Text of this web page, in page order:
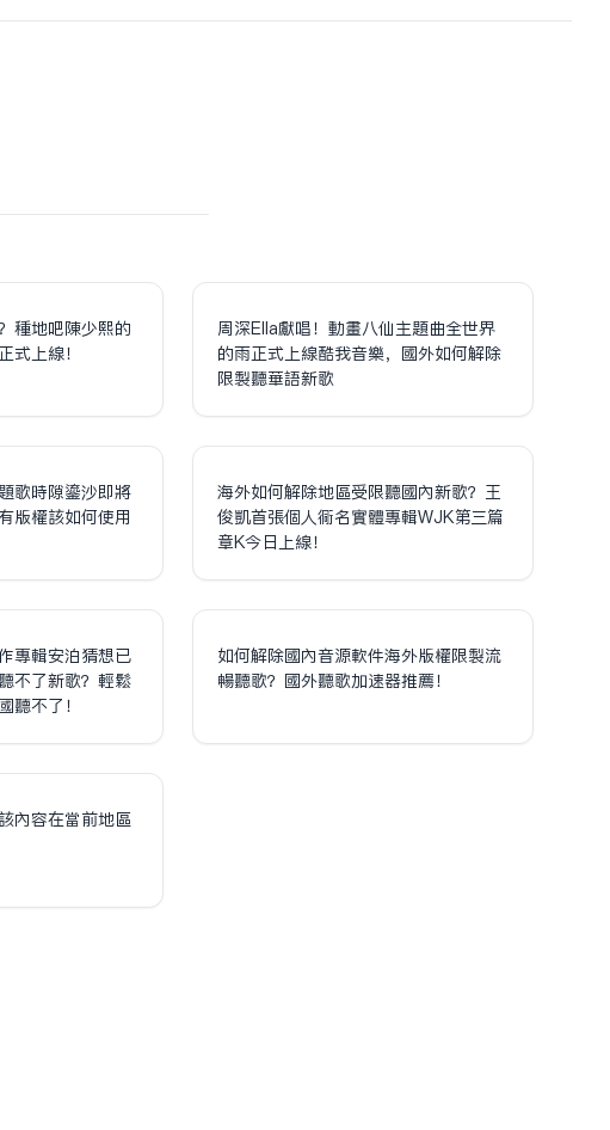
種地吧陳少熙的
式上線！
周深Ella獻唱！動畫八仙主題曲全世界
的雨正式上線酷我音樂，國外如何解除
限制聽華語新歌
歌時隙鎏沙即將
版權該如何使用
海外如何解除地區受限聽國內新歌？王
俊凱首張個人同名實體專輯WJK第三篇
章K今日上線！
專輯安泊猜想已
不了新歌？輕鬆
聽不了！
如何解除國內音源軟件海外版權限制流
暢聽歌？國外聽歌加速器推薦！
內容在當前地區